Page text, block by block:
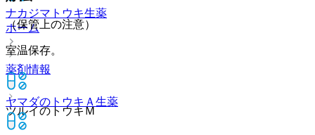
ナカジマトウキ生薬
ホーム
薬剤情報
ツルイのトウキＭ
（保管上の注意）
室温保存。
ヤマダのトウキＡ 生薬